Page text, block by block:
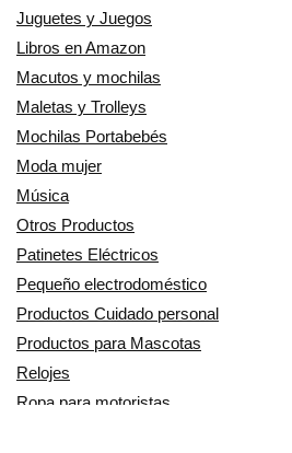
Juguetes y Juegos
Libros en Amazon
Macutos y mochilas
Maletas y Trolleys
Mochilas Portabebés
Moda mujer
Música
Otros Productos
Patinetes Eléctricos
Pequeño electrodoméstico
Productos Cuidado personal
Productos para Mascotas
Relojes
Ropa para motoristas